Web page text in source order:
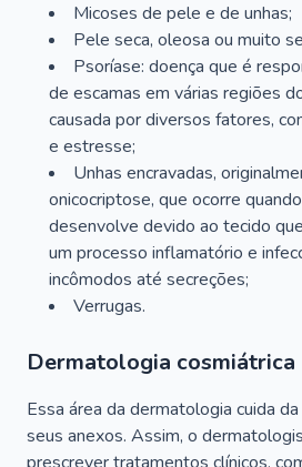
Micoses de pele e de unhas;
Pele seca, oleosa ou muito
Psoríase: doença que é
de escamas em várias regiões
causada por diversos fatores,
e estresse;
Unhas encravadas,
onicocriptose, que ocorre
desenvolve devido ao tecido
um processo inflamatório e
incômodos até secreções;
Verrugas.
Dermatologia cosmiátrica
Essa área da dermatologia cuida
seus anexos. Assim, o